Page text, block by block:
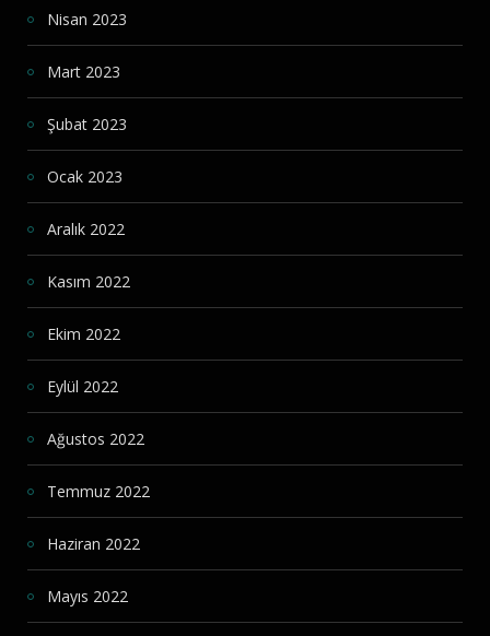
Nisan 2023
Mart 2023
Şubat 2023
Ocak 2023
Aralık 2022
Kasım 2022
Ekim 2022
Eylül 2022
Ağustos 2022
Temmuz 2022
Haziran 2022
Mayıs 2022